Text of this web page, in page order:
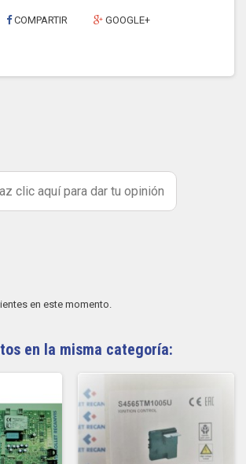
COMPARTIR GOOGLE+
clic aquí para dar tu opinión
en este momento.
en la misma categoría: